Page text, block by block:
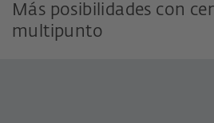
Más posibilidades con
multipunto